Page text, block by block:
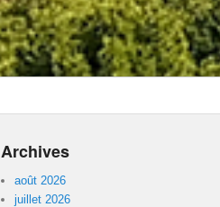
Archives
août 2026
juillet 2026